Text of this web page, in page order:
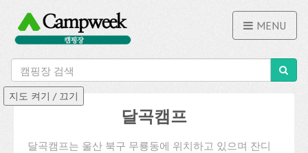
MENU
달곡캠프
달곡캠프는 울산 북구 무룡동에 위치하고 있으며 잔디